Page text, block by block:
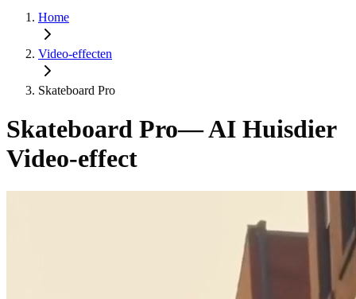
Home
Video-effecten
Skateboard Pro
Skateboard Pro— AI Huisdier
Video-effect